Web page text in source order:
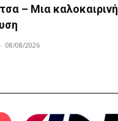
– Μια καλοκαιρινή
- 08/08/2026